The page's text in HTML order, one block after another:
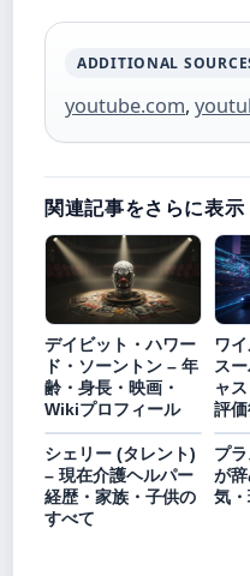
ADDITIONAL
youtube.com,
関連記事をさらに表示
デイビット・ハワー
ド・ソーントン – 年
齢・身長・映画・
Wikiプロフィール
ワ
ス
ャ
評
シェリー (タレント)
– 現在介護ヘルパー
経歴・家族・子供の
すべて
プ
が
気